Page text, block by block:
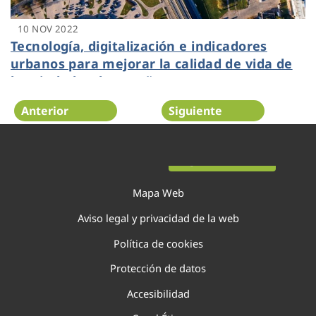
10 NOV 2022
Tecnología, digitalización e indicadores
urbanos para mejorar la calidad de vida de
las ciudades de España
Anterior Siguiente
Mapa Web
Aviso legal y privacidad de la web
Política de cookies
Protección de datos
Accesibilidad